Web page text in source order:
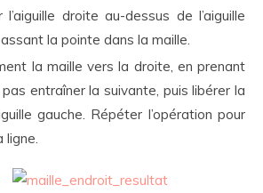
l’aiguille droite au-dessus de l’aiguille
la pointe dans la maille.
la maille vers la droite, en prenant
entraîner la suivante, puis libérer la
gauche. Répéter l’opération pour
ligne.